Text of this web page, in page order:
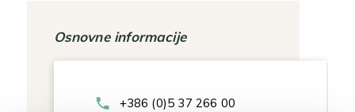
Osnovne informacije
+386 (0)5 37 266 00